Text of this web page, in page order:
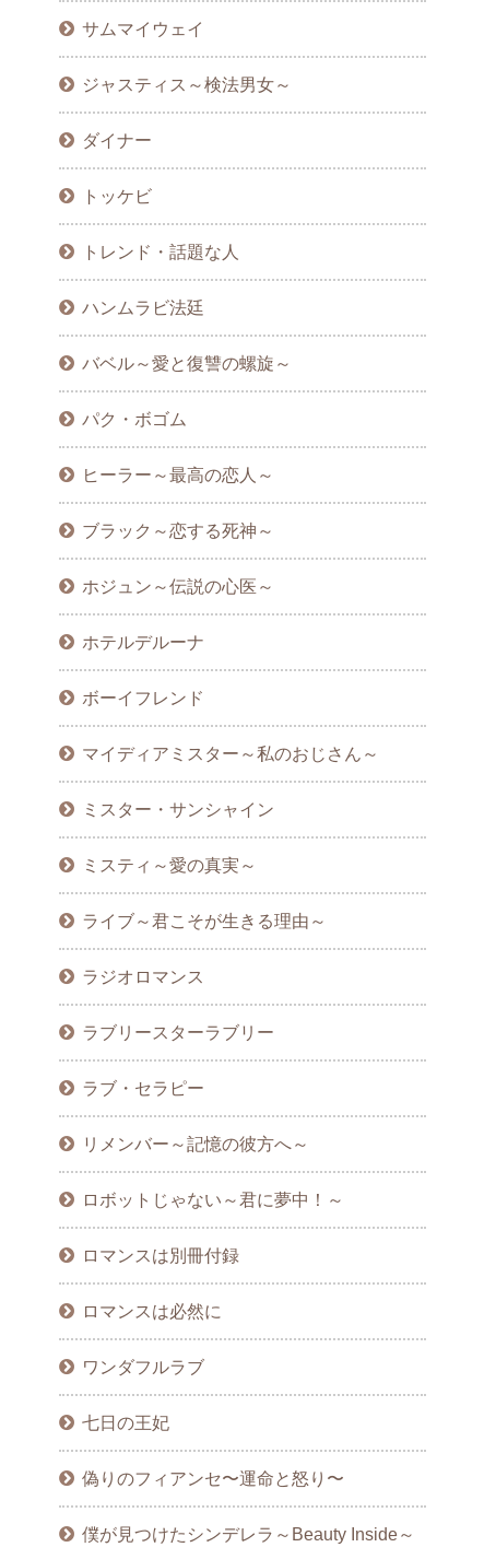
サムマイウェイ
ジャスティス～検法男女～
ダイナー
トッケビ
トレンド・話題な人
ハンムラビ法廷
バベル～愛と復讐の螺旋～
パク・ボゴム
ヒーラー～最高の恋人～
ブラック～恋する死神～
ホジュン～伝説の心医～
ホテルデルーナ
ボーイフレンド
マイディアミスター～私のおじさん～
ミスター・サンシャイン
ミスティ～愛の真実～
ライブ～君こそが生きる理由～
ラジオロマンス
ラブリースターラブリー
ラブ・セラピー
リメンバー～記憶の彼方へ～
ロボットじゃない～君に夢中！～
ロマンスは別冊付録
ロマンスは必然に
ワンダフルラブ
七日の王妃
偽りのフィアンセ〜運命と怒り〜
僕が見つけたシンデレラ～Beauty Inside～